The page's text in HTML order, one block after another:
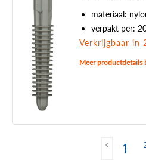
materiaal:
verpakt per:
Verkrijgbaar in
Meer productdetails
1